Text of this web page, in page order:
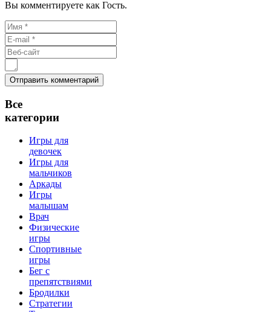
Вы комментируете как Гость.
Все
категории
Игры для
девочек
Игры для
мальчиков
Аркады
Игры
малышам
Врач
Физические
игры
Спортивные
игры
Бег с
препятствиями
Бродилки
Стратегии